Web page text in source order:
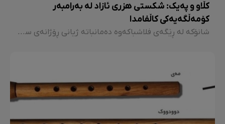
کڵاو و پەیک: شکستی هزری ئازاد لە بەرامبەر
کۆمەڵگەیەکی کاڵفامدا
شانۆکە لە ڕێگەی فلاشباکەوە دەمانباتە ژیانی ڕۆژانەی سزادراوەکە، بەهۆیەوە ڕاستی و ناڕاستیی تاوانەکانی، ژیانی، پەیوەندییەکانی و خۆشەویستی و خێزانەکەی دەبینین.